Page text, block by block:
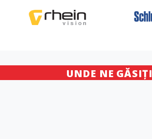
UNDE NE GĂSIȚI